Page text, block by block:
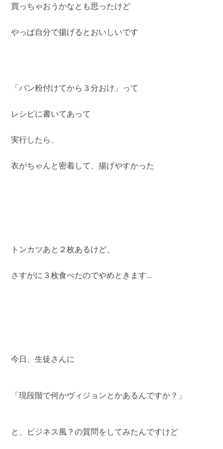
買っちゃおうかなとも思ったけど
やっぱ自分で揚げるとおいしいです
「パン粉付けてから３分おけ」って
レシピに書いてあって
実行したら、
衣がちゃんと密着して、揚げやすかった
トンカツあと２枚あるけど、
さすがに３枚食べたのでやめときます…
今日、生徒さんに
「現段階で何かヴィジョンとかあるんですか？」
と、ビジネス風？の質問をしてみたんですけど